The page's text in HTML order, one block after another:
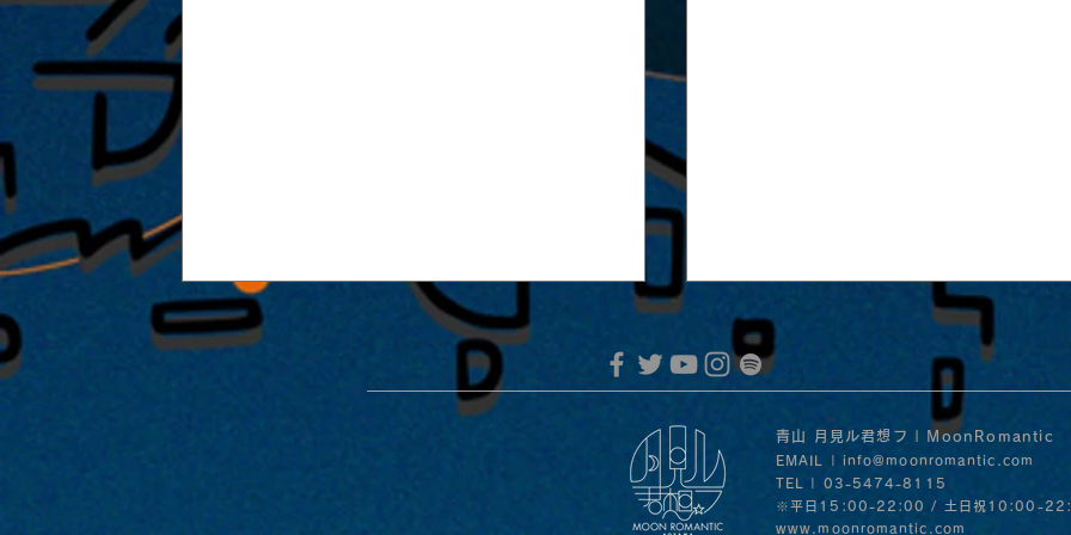
青山 月見ル君想フ | MoonRomantic
EMAIL |
info@moonromantic.com
TEL | 03-5474-8115
※平日15:00-22:00 / 土日祝10:00-
www.moonromantic.com